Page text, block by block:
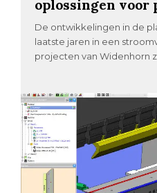
oplossingen
De ontwikkelingen in de
laatste jaren in een
projecten van Widenhorn